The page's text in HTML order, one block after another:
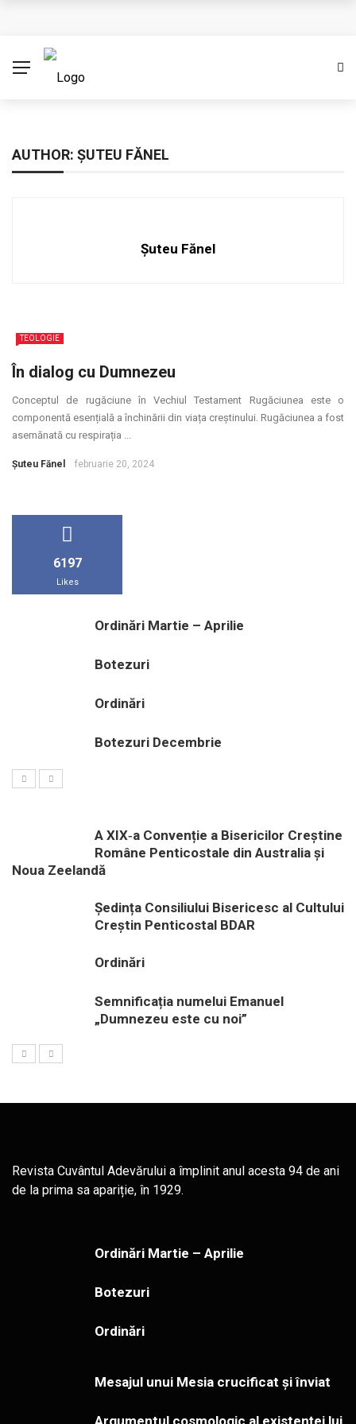
Împărtășirea conducerii
Eșecul Franței de a proteja dreptul la viață
AUTHOR: ŞUTEU FĂNEL
Şuteu Fănel
TEOLOGIE
În dialog cu Dumnezeu
Conceptul de rugăciune în Vechiul Testament Rugăciunea este o
componentă esențială a închinării din viața creștinului. Rugăciunea a fost
asemănată cu respirația ...
Şuteu Fănel februarie 20, 2024
6197
Likes
Ordinări Martie – Aprilie
Botezuri
Ordinări
Botezuri Decembrie
A XIX‑a Convenție a Bisericilor Creștine
Române Penticostale din Australia și
Noua Zeelandă
Ședința Consiliului Bisericesc al Cultului
Creștin Penticostal BDAR
Ordinări
Semnificația numelui Emanuel
„Dumnezeu este cu noi”
Revista Cuvântul Adevărului a împlinit anul acesta 94 de ani
de la prima sa apariție, în 1929.
Ordinări Martie – Aprilie
Botezuri
Ordinări
Mesajul unui Mesia crucificat și înviat
Argumentul cosmologic al existenței lui